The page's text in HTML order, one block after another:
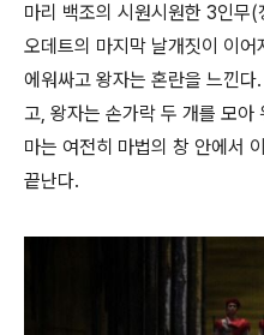
마리 백조의 시원시원한 3인무
오데트의 마지막 날개짓이 이
에워싸고 왕자는 혼란을 느낀
고, 왕자는 손가락 두 개를 모
마는 여전히 마법의 창 안에서
끝난다.